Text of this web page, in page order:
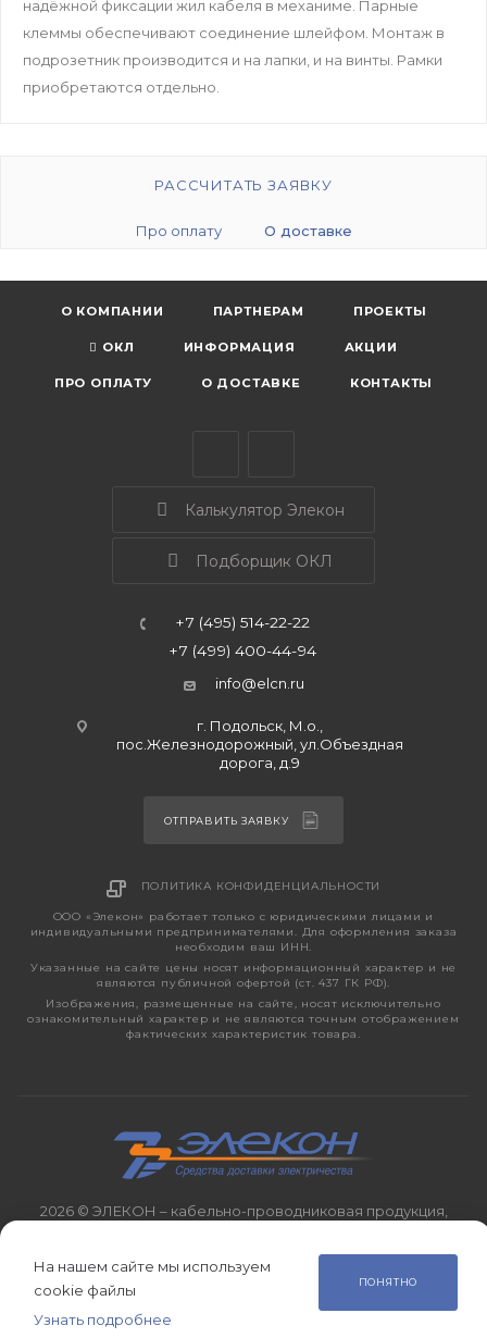
надёжной фиксации жил кабеля в механиме. Парные
клеммы обеспечивают соединение шлейфом. Монтаж в
подрозетник производится и на лапки, и на винты. Рамки
приобретаются отдельно.
РАССЧИТАТЬ ЗАЯВКУ
Про оплату О доставке
О КОМПАНИИ ПАРТНЕРАМ ПРОЕКТЫ
ОКЛ ИНФОРМАЦИЯ АКЦИИ
ПРО ОПЛАТУ О ДОСТАВКЕ КОНТАКТЫ
Калькулятор Элекон
Подборщик ОКЛ
+7 (495) 514-22-22
+7 (499) 400-44-94
info@elcn.ru
г. Подольск, М.о.,
пос.Железнодорожный, ул.Объездная
дорога, д.9
ОТПРАВИТЬ ЗАЯВКУ
ПОЛИТИКА КОНФИДЕНЦИАЛЬНОСТИ
ООО «Элекон» работает только с юридическими лицами и
индивидуальными предпринимателями. Для оформления заказа
необходим ваш ИНН.
Указанные на сайте цены носят информационный характер и не
являются публичной офертой (ст. 437 ГК РФ).
Изображения, размещенные на сайте, носят исключительно
ознакомительный характер и не являются точным отображением
фактических характеристик товара.
2026 © ЭЛЕКОН – кабельно-проводниковая продукция,
На нашем сайте мы используем
cookie файлы
Узнать подробнее
ПОНЯТНО